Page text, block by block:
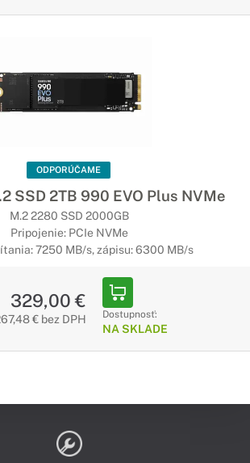
ODPORÚČAME
SSD 2TB 990 EVO Plus NVMe
M.2 2280 SSD 2000GB
Pripojenie: PCIe NVMe
7250 MB/s, zápisu: 6300 MB/s
329,00 €
€ bez DPH Dostupnosť:
NA SKLADE